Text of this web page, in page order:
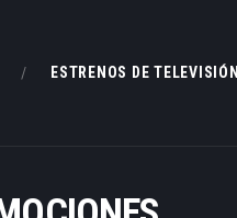
ESTRENOS DE TELEVISIÓN